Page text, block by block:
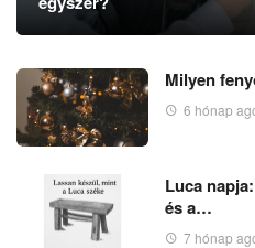
Milyen
6 hónap
Luca
és a…
7 hónap